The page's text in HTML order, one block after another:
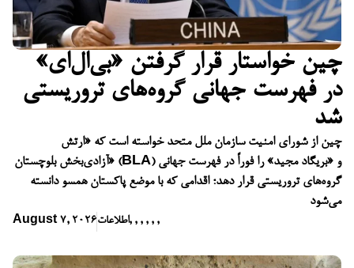
چین خواستار قرار گرفتن «بی‌ال‌ای»
در فهرست جهانی گروه‌های تروریستی
شد
چین از شورای امنیت سازمان ملل متحد خواسته است که «ارتش
آزادی‌بخش بلوچستان» (BLA) و «بریگاد مجید» را فوراً در فهرست جهانی
گروه‌های تروریستی قرار دهد؛ اقدامی که با موضع پاکستان همسو دانسته
می‌شود
August 7, 2026اطلاعات, , , , , ,